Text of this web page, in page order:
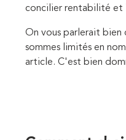
concilier rentabilité et
On vous parlerait bien
sommes limités en
article. C'est bien